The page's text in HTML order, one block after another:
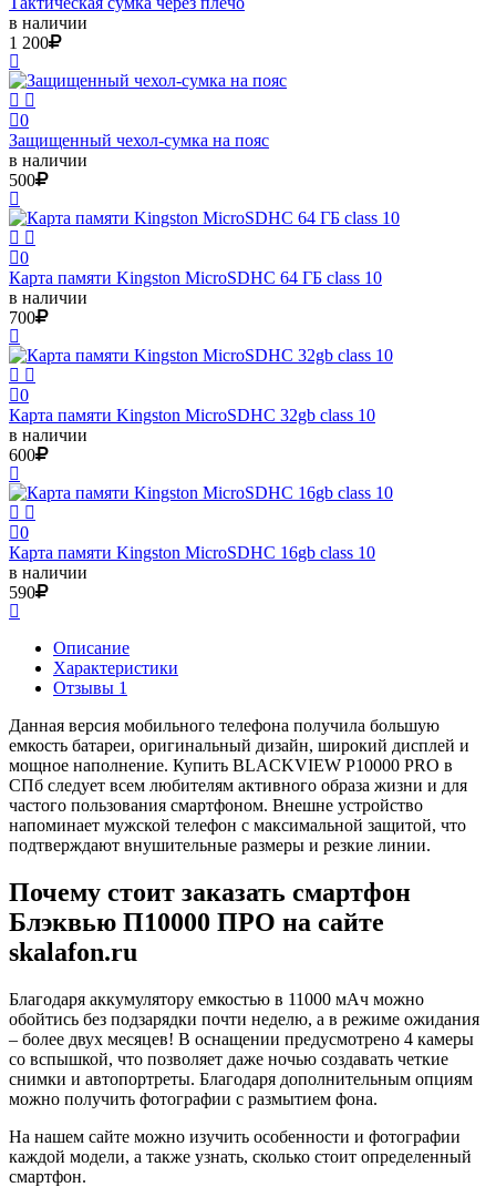
в наличии
1 200
0
Защищенный чехол-сумка на пояс
в наличии
500
0
Карта памяти Kingston MicroSDHC 64 ГБ class 10
в наличии
700
0
Карта памяти Kingston MicroSDHC 32gb class 10
в наличии
600
0
Карта памяти Kingston MicroSDHC 16gb class 10
в наличии
590
Описание
Характеристики
Отзывы 1
Данная версия мобильного телефона получила большую
емкость батареи, оригинальный дизайн, широкий дисплей и
мощное наполнение. Купить BLACKVIEW P10000 PRO в
СПб следует всем любителям активного образа жизни и для
частого пользования смартфоном. Внешне устройство
напоминает мужской телефон с максимальной защитой, что
подтверждают внушительные размеры и резкие линии.
Почему стоит заказать смартфон
Блэквью П10000 ПРО на сайте
skalafon.ru
Благодаря аккумулятору емкостью в 11000 мАч можно
обойтись без подзарядки почти неделю, а в режиме ожидания
– более двух месяцев! В оснащении предусмотрено 4 камеры
со вспышкой, что позволяет даже ночью создавать четкие
снимки и автопортреты. Благодаря дополнительным опциям
можно получить фотографии с размытием фона.
На нашем сайте можно изучить особенности и фотографии
каждой модели, а также узнать, сколько стоит определенный
смартфон.